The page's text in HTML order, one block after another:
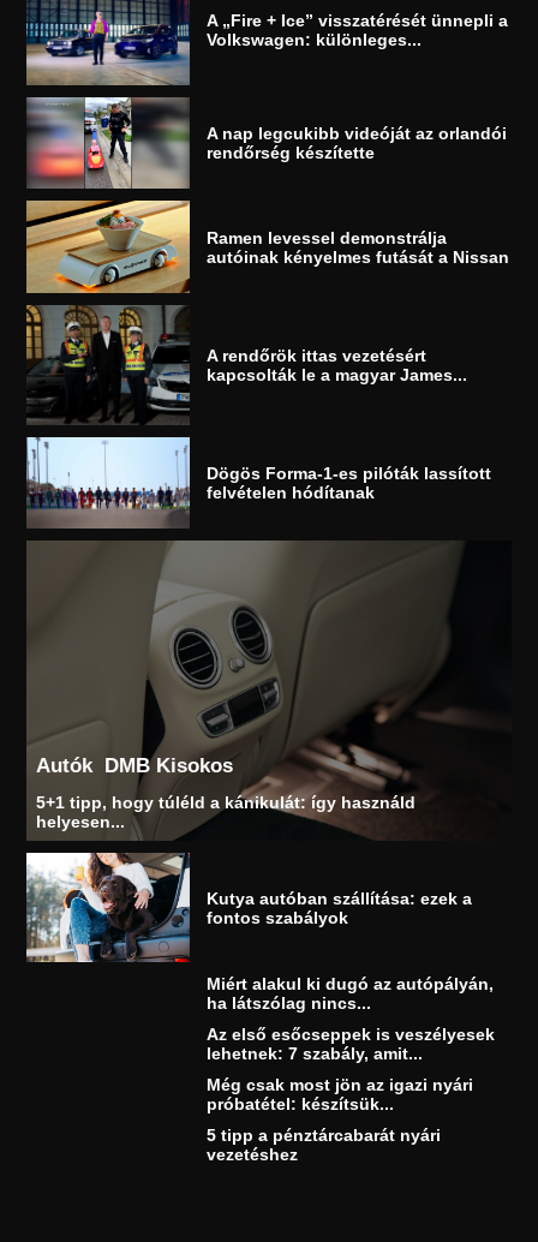
A „Fire + Ice” visszatérését ünnepli a
Volkswagen: különleges...
A nap legcukibb videóját az orlandói
rendőrség készítette
Ramen levessel demonstrálja
autóinak kényelmes futását a Nissan
A rendőrök ittas vezetésért
kapcsolták le a magyar James...
Dögös Forma-1-es pilóták lassított
felvételen hódítanak
Autók DMB Kisokos
5+1 tipp, hogy túléld a kánikulát: így használd
helyesen...
Kutya autóban szállítása: ezek a
fontos szabályok
Miért alakul ki dugó az autópályán,
ha látszólag nincs...
Az első esőcseppek is veszélyesek
lehetnek: 7 szabály, amit...
Még csak most jön az igazi nyári
próbatétel: készítsük...
5 tipp a pénztárcabarát nyári
vezetéshez